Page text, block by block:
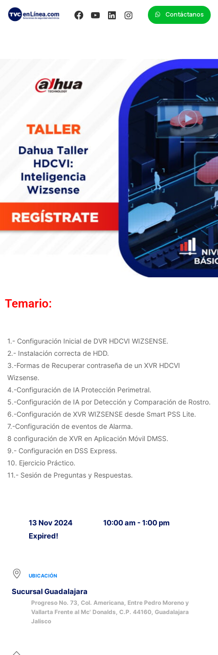
Contáctanos
Temario:
1.- Configuración Inicial de DVR HDCVI WIZSENSE.
2.- Instalación correcta de HDD.
3.-Formas de Recuperar contraseña de un XVR HDCVI
Wizsense.
4.-Configuración de IA Protección Perimetral.
5.-Configuración de IA por Detección y Comparación de Rostro.
6.-Configuración de XVR WIZSENSE desde Smart PSS Lite.
7.-Configuración de eventos de Alarma.
8 configuración de XVR en Aplicación Móvil DMSS.
9.- Configuración en DSS Express.
10. Ejercicio Práctico.
11.- Sesión de Preguntas y Respuestas.
13 Nov 2024
Expired!
10:00 am - 1:00 pm
UBICACIÓN
Sucursal Guadalajara
Progreso No. 73, Col. Americana, Entre Pedro Moreno y
Vallarta Frente al Mc' Donalds, C.P. 44160, Guadalajara
Jalisco